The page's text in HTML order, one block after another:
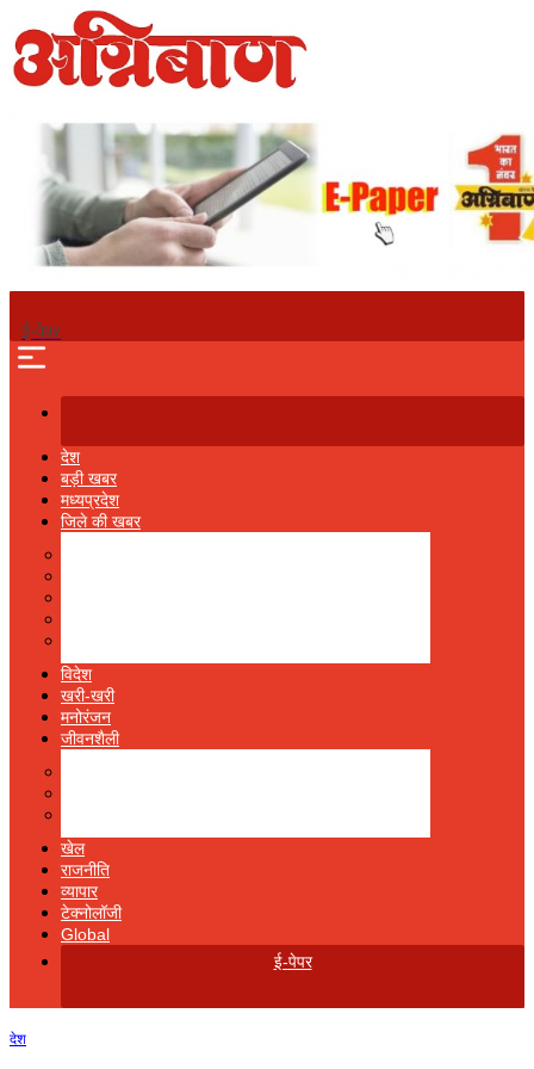
ई-पेपर
देश
बड़ी खबर
मध्‍यप्रदेश
जिले की खबर
विदेश
खरी-खरी
मनोरंजन
जीवनशैली
खेल
राजनीति
व्‍यापार
टेक्‍नोलॉजी
Global
ई-पेपर
देश